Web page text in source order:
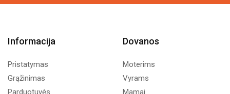
Informacija
Pristatymas
Grąžinimas
Dovanos
Moterims
Vyrams